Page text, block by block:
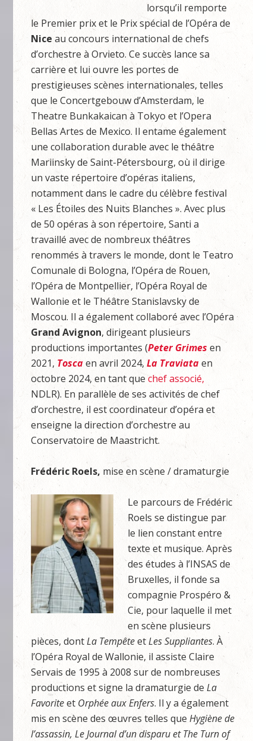
lorsqu’il remporte
le Premier prix et le Prix spécial de l’Opéra de
Nice au concours international de chefs
d’orchestre à Orvieto. Ce succès lance sa
carrière et lui ouvre les portes de
prestigieuses scènes internationales, telles
que le Concertgebouw d’Amsterdam, le
Theatre Bunkakaican à Tokyo et l’Opera
Bellas Artes de Mexico. Il entame également
une collaboration durable avec le théâtre
Mariinsky de Saint-Pétersbourg, où il dirige
un vaste répertoire d’opéras italiens,
notamment dans le cadre du célèbre festival
« Les Étoiles des Nuits Blanches ». Avec plus
de 50 opéras à son répertoire, Santi a
travaillé avec de nombreux théâtres
renommés à travers le monde, dont le Teatro
Comunale di Bologna, l’Opéra de Rouen,
l’Opéra de Montpellier, l’Opéra Royal de
Wallonie et le Théâtre Stanislavsky de
Moscou. Il a également collaboré avec l’Opéra
Grand Avignon, dirigeant plusieurs
productions importantes (Peter Grimes en
2021, Toscaen avril 2024,La Traviataen
octobre 2024, en tant quechef associé,
NDLR). En parallèle de ses activités de chef
d’orchestre, il est coordinateur d’opéra et
enseigne la direction d’orchestre au
Conservatoire de Maastricht.
Frédéric Roels, mise en scène / dramaturgie
Le parcours de Frédéric
Roels se distingue par
le lien constant entre
texte et musique. Après
des études à l’INSAS de
Bruxelles, il fonde sa
compagnie Prospéro &
Cie, pour laquelle il met
en scène plusieurs
pièces, dontLa TempêteetLes Suppliantes. À
l’Opéra Royal de Wallonie, il assiste Claire
Servais de 1995 à 2008 sur de nombreuses
productions et signe la dramaturgie deLa
Favoriteet Orphée aux Enfers. Il y a également
mis en scène des œuvres telles queHygiène de
l’assassin, Le Journal d’undisparu et The Turn of